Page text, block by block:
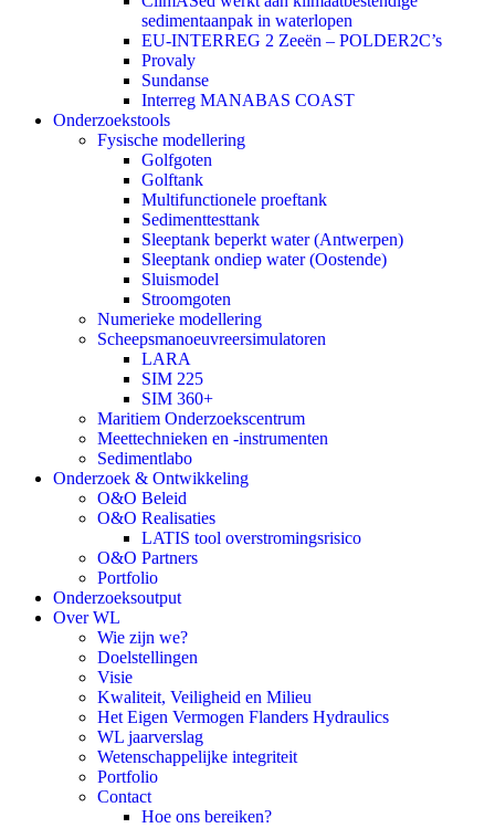
sedimentaanpak in waterlopen
EU-INTERREG 2 Zeeën – POLDER2C’s
Provaly
Sundanse
Interreg MANABAS COAST
Onderzoekstools
Fysische modellering
Golfgoten
Golftank
Multifunctionele proeftank
Sedimenttesttank
Sleeptank beperkt water (Antwerpen)
Sleeptank ondiep water (Oostende)
Sluismodel
Stroomgoten
Numerieke modellering
Scheepsmanoeuvreersimulatoren
LARA
SIM 225
SIM 360+
Maritiem Onderzoekscentrum
Meettechnieken en -instrumenten
Sedimentlabo
Onderzoek & Ontwikkeling
O&O Beleid
O&O Realisaties
LATIS tool overstromingsrisico
O&O Partners
Portfolio
Onderzoeksoutput
Over WL
Wie zijn we?
Doelstellingen
Visie
Kwaliteit, Veiligheid en Milieu
Het Eigen Vermogen Flanders Hydraulics
WL jaarverslag
Wetenschappelijke integriteit
Portfolio
Contact
Hoe ons bereiken?